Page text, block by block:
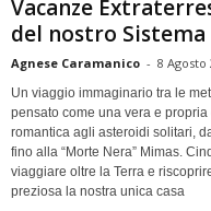
Vacanze
del nostro Sistema
Agnese Caramanico - 8 Agosto
Un viaggio immaginario tra le
pensato come una vera e
romantica agli asteroidi solitari,
fino alla “Morte Nera” Mimas.
viaggiare oltre la Terra e
preziosa la nostra unica casa